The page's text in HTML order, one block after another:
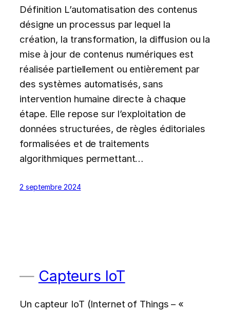
Définition L’automatisation des contenus
désigne un processus par lequel la
création, la transformation, la diffusion ou la
mise à jour de contenus numériques est
réalisée partiellement ou entièrement par
des systèmes automatisés, sans
intervention humaine directe à chaque
étape. Elle repose sur l’exploitation de
données structurées, de règles éditoriales
formalisées et de traitements
algorithmiques permettant…
2 septembre 2024
Capteurs IoT
Un capteur IoT (Internet of Things – «